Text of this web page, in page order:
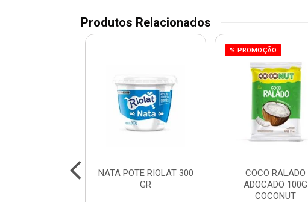
Produtos Relacionados
NATA POTE RIOLAT 300
GR
% PROMOÇÃO
COCO RALADO
ADOCADO 100G
COCONUT